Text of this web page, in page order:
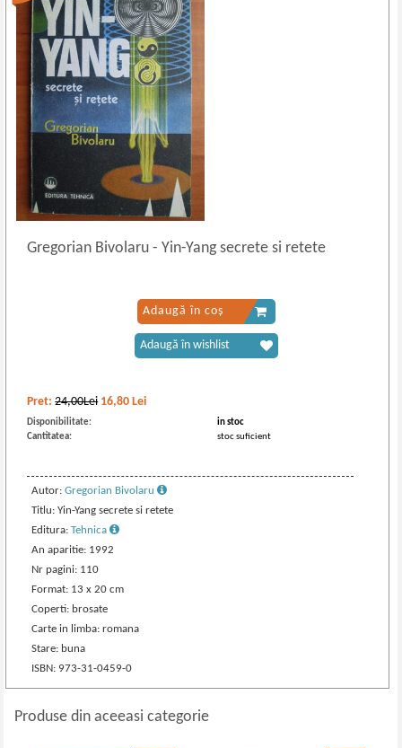
Gregorian Bivolaru- Yin-Yang secrete si retete
Pret:24,00Lei 16,80 Lei
Disponibilitate:
in stoc
Cantitatea:
stoc suficient
Autor:Gregorian Bivolaru
Titlu: Yin-Yang secrete si retete
Editura:Tehnica
An aparitie: 1992
Nr pagini: 110
Format: 13 x 20 cm
Coperti: brosate
Carte in limba: romana
Stare: buna
ISBN: 973-31-0459-0
Adaugă în coș
Adaugă în wishlist
Produse din aceeasi categorie